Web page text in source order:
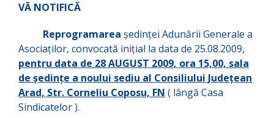
VĂ NOTIFICĂ
Reprogramarea şedinţei Adunării Generale a
Asociaţilor, convocată iniţial la data de 25.08.2009,
pentru data de 28 AUGUST 2009, ora 15,00, sala
de şedinţe a noului sediu al Consiliului Judeţean
Arad, Str. Corneliu Coposu, FN ( lângă Casa
Sindicatelor ).